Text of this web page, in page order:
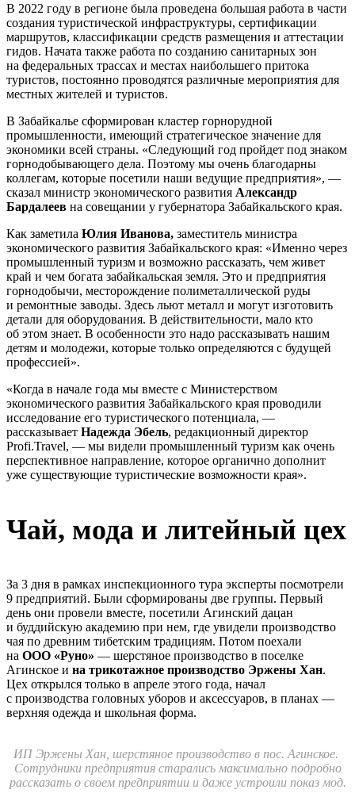
В 2022 году в регионе была проведена большая работа в части
создания туристической инфраструктуры, сертификации
маршрутов, классификации средств размещения и аттестации
гидов. Начата также работа по созданию санитарных зон
на федеральных трассах и местах наибольшего притока
туристов, постоянно проводятся различные мероприятия для
местных жителей и туристов.
В Забайкалье сформирован кластер горнорудной
промышленности, имеющий стратегическое значение для
экономики всей страны. «Следующий год пройдет под знаком
горнодобывающего дела. Поэтому мы очень благодарны
коллегам, которые посетили наши ведущие предприятия», —
сказал министр экономического развития Александр
Бардалеев на совещании у губернатора Забайкальского края.
Как заметила Юлия Иванова, заместитель министра
экономического развития Забайкальского края: «Именно через
промышленный туризм и возможно рассказать, чем живет
край и чем богата забайкальская земля. Это и предприятия
горнодобычи, месторождение полиметаллической руды
и ремонтные заводы. Здесь льют металл и могут изготовить
детали для оборудования. В действительности, мало кто
об этом знает. В особенности это надо рассказывать нашим
детям и молодежи, которые только определяются с будущей
профессией».
«Когда в начале года мы вместе с Министерством
экономического развития Забайкальского края проводили
исследование его туристического потенциала, —
рассказывает Надежда Эбель, редакционный директор
Profi.Travel, — мы видели промышленный туризм как очень
перспективное направление, которое органично дополнит
уже существующие туристические возможности края».
Чай, мода и литейный цех
За 3 дня в рамках инспекционного тура эксперты посмотрели
9 предприятий. Были сформированы две группы. Первый
день они провели вместе, посетили Агинский дацан
и буддийскую академию при нем, где увидели производство
чая по древним тибетским традициям. Потом поехали
на ООО «Руно» — шерстяное производство в поселке
Агинское и на трикотажное производство Эржены Хан.
Цех открылся только в апреле этого года, начал
с производства головных уборов и аксессуаров, в планах —
верхняя одежда и школьная форма.
ИП Эржены Хан, шерстяное производство в пос. Агинское.
Сотрудники предприятия старались максимально подробно
рассказать о своем предприятии и даже устроили показ мод.